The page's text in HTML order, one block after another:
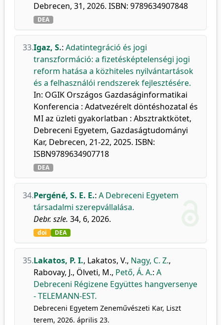
Debrecen, 31, 2026. ISBN: 9789634907848
DEA
33.Igaz, S.: Adatintegráció és jogi
transzformáció: a fizetésképtelenségi jogi
reform hatása a közhiteles nyilvántartások
és a felhasználói rendszerek fejlesztésére.
In: OGIK Országos Gazdaságinformatikai
Konferencia : Adatvezérelt döntéshozatal és
MI az üzleti gyakorlatban : Absztraktkötet,
Debreceni Egyetem, Gazdaságtudományi
Kar, Debrecen, 21-22, 2025. ISBN:
ISBN9789634907718
DEA
34.Pergéné, S. E. E.: A Debreceni Egyetem
társadalmi szerepvállalása.
Debr. szle. 34, 6, 2026.
doi DEA
35.Lakatos, P. I., Lakatos, V., Nagy, C. Z.,
Rabovay, J., Ölveti, M., Pető, Á. A.: A
Debreceni Régizene Együttes hangversenye
- TELEMANN-EST.
Debreceni Egyetem Zeneművészeti Kar, Liszt
terem, 2026. április 23.